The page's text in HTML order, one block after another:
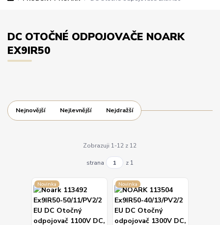
DC OTOČNÉ ODPOJOVAČE NOARK
EX9IR50
Nejnovější Nejlevnější Nejdražší
Zobrazuji 1-12 z 12
strana z 1
Novinka Novinka